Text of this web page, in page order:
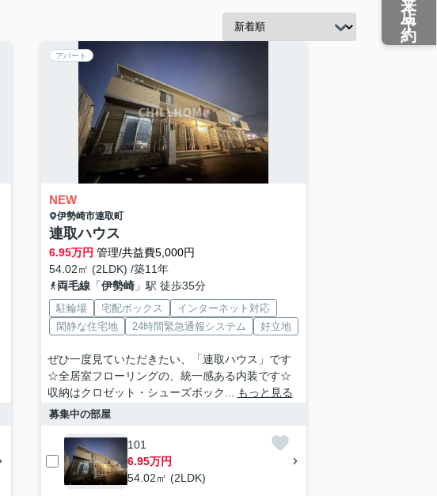
アパート
NEW
伊勢崎市連取町
連取ハウス
6.95万円 管理/共益費5,000円
54.02㎡ (2LDK) /築11年
両毛線「伊勢崎」駅 徒歩35分
駐輪場 宅配ボックス
インターネット対応
閑静な住宅地
24時間緊急通報システム 好立地
ぜひ一度見ていただきたい、「連取ハウス」です
☆全居室フローリングの、統一感ある内装です☆
収納はクロゼット・シューズボック...
もっと見る
募集中の部屋
101
6.95万円
54.02㎡ (2LDK)